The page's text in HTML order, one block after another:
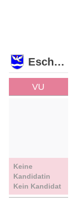
Eschen
VU
Keine
Kandidatin
Kein Kandidat